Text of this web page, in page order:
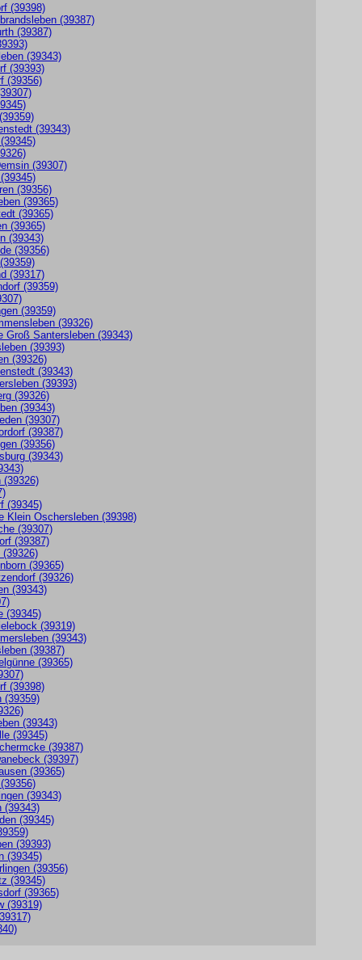
(39398)
(39387)
(39387)
(39343)
(39393)
(39356)
(39343)
(39307)
(39356)
(39365)
(39365)
(39365)
(39343)
(39356)
(39317)
(39359)
(39359)
(39326)
Groß Santersleben (39343)
(39393)
(39326)
(39343)
(39393)
(39326)
(39343)
(39307)
(39387)
(39356)
(39343)
(39326)
(39345)
Klein Oschersleben (39398)
(39307)
(39387)
(39365)
(39326)
(39343)
(39345)
(39319)
(39343)
(39387)
(39365)
(39398)
(39359)
(39343)
(39345)
(39387)
(39397)
(39365)
(39343)
(39343)
(39345)
(39393)
(39345)
(39356)
(39345)
(39365)
(39319)